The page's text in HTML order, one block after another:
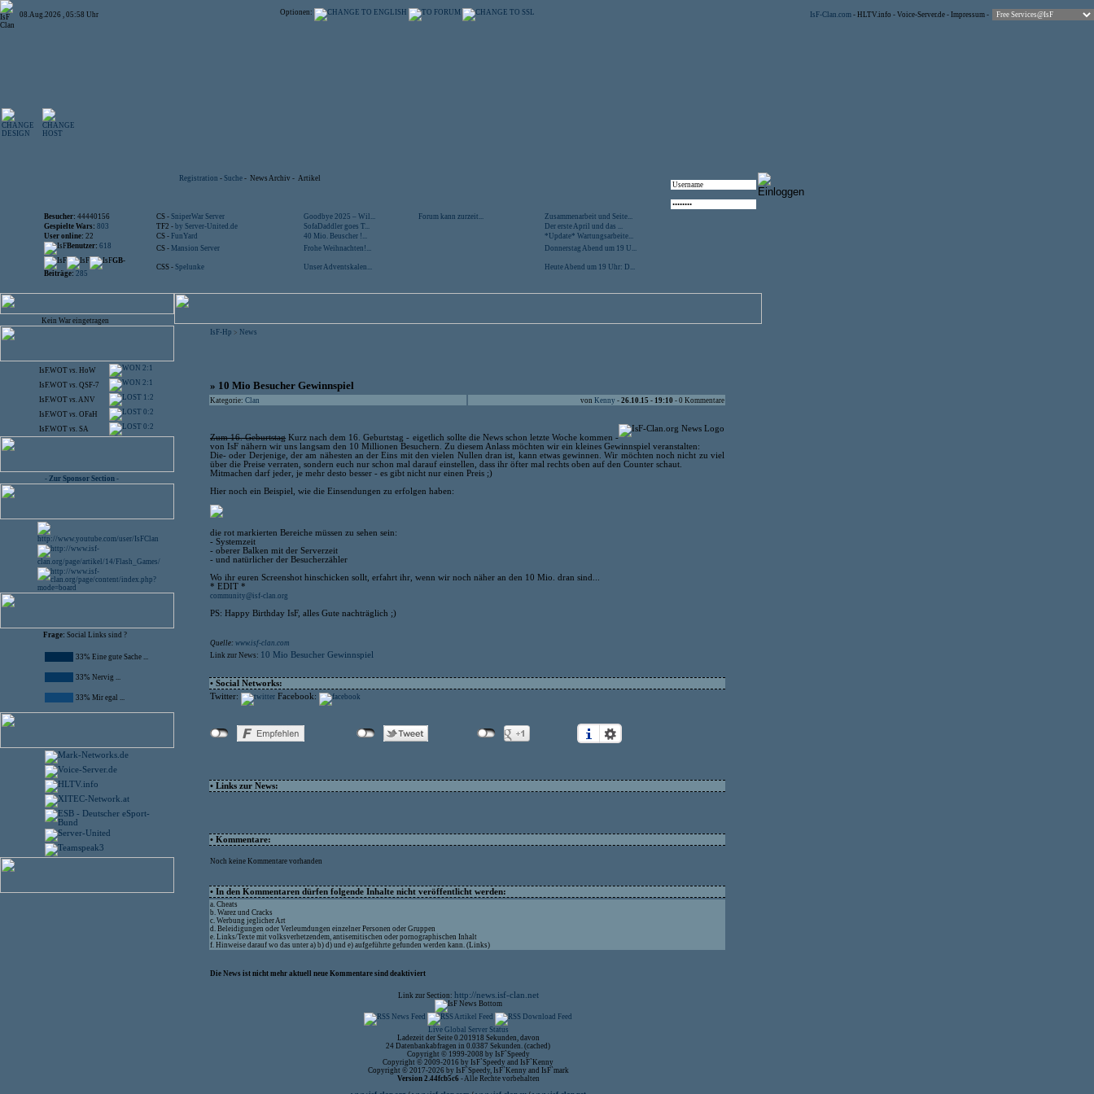
08.Aug.2026 , 05:58 Uhr Optionen: IsF-Clan.com - HLTV.info - Voice-Server.de - Impressum -
Registration - Suche - News Archiv - Artikel
Besucher: 44440156 CS - SniperWar Server Goodbye 2025 – Wil... Forum kann zurzeit...
Zusammenarbeit und Seite...
Gespielte Wars: 803 TF2 - by Server-United.de SofaDaddler goes T...
Der erste April und das ...
User online: 22 CS - FunYard 40 Mio. Beuscher !...
*Update* Wartungsarbeite...
Benutzer: 618 CS - Mansion Server Frohe Weihnachten!...
Donnerstag Abend um 19 U...
GB-
Beiträge: 285
CSS - Spelunke Unser Adventskalen... Heute Abend um 19 Uhr: D...
Kein War eingetragen
IsF.WOT vs. HoW 2:1
IsF.WOT vs. QSF-7 2:1
IsF.WOT vs.ANV 1:2
IsF.WOT vs. OFaH 0:2
IsF.WOT vs. SA 0:2
- Zur Sponsor Section -
Frage: Social Links sind ?
33% Eine gute Sache ...
33% Nervig ...
33% Mir egal ...
IsF-Hp > News
» 10 Mio Besucher Gewinnspiel
Kategorie: Clan von Kenny - 26.10.15 - 19:10 - 0 Kommentare
Zum 16. Geburtstag Kurz nach dem 16. Geburtstag - eigetlich sollte die News schon letzte Woche kommen -
von IsF nähern wir uns langsam den 10 Millionen Besuchern. Zu diesem Anlass möchten wir ein kleines Gewinnspiel veranstalten:
Die- oder Derjenige, der am nähesten an der Eins mit den vielen Nullen dran ist, kann etwas gewinnen. Wir möchten noch nicht zu viel
über die Preise verraten, sondern euch nur schon mal darauf einstellen, dass ihr öfter mal rechts oben auf den Counter schaut.
Mitmachen darf jeder, je mehr desto besser - es gibt nicht nur einen Preis ;)
Hier noch ein Beispiel, wie die Einsendungen zu erfolgen haben:
die rot markierten Bereiche müssen zu sehen sein:
- Systemzeit
- oberer Balken mit der Serverzeit
- und natürlicher der Besucherzähler
Wo ihr euren Screenshot hinschicken sollt, erfahrt ihr, wenn wir noch näher an den 10 Mio. dran sind...
* EDIT *
community@isf-clan.org
PS: Happy Birthday IsF, alles Gute nachträglich ;)
Quelle: www.isf-clan.com
Link zur News: 10 Mio Besucher Gewinnspiel
• Social Networks:
Twitter:
Facebook:
• Links zur News:
• Kommentare:
Noch keine Kommentare vorhanden
• In den Kommentaren dürfen folgende Inhalte nicht veröffentlicht werden:
a. Cheats
b. Warez und Cracks
c. Werbung jeglicher Art
d. Beleidigungen oder Verleumdungen einzelner Personen oder Gruppen
e. Links/Texte mit volksverhetzendem, antisemitischen oder pornographischen Inhalt
f. Hinweise darauf wo das unter a) b) d) und e) aufgeführte gefunden werden kann. (Links)
Die News ist nicht mehr aktuell neue Kommentare sind deaktiviert
Link zur Section: http://news.isf-clan.net
Live Global Server Status
Ladezeit der Seite 0.201918 Sekunden, davon
24 Datenbankabfragen in 0.0387 Sekunden. (cached)
Copyright © 1999-2008 by IsF`Speedy
Copyright © 2009-2016 by IsF`Speedy and IsF`Kenny
Copyright © 2017-2026 by IsF`Speedy, IsF`Kenny and IsF`mark
Version 2.44fcb5c6 - Alle Rechte vorbehalten